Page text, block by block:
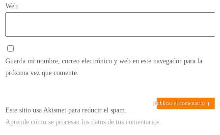
Web
Guarda mi nombre, correo electrónico y web en este navegador para la
próxima vez que comente.
Este sitio usa Akismet para reducir el spam.
Aprende cómo se procesan los datos de tus comentarios.